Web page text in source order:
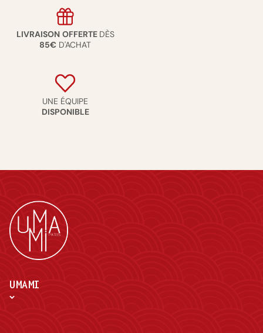
LIVRAISON OFFERTE DÈS
85€ D'ACHAT
UNE ÉQUIPE
DISPONIBLE
UMAMI